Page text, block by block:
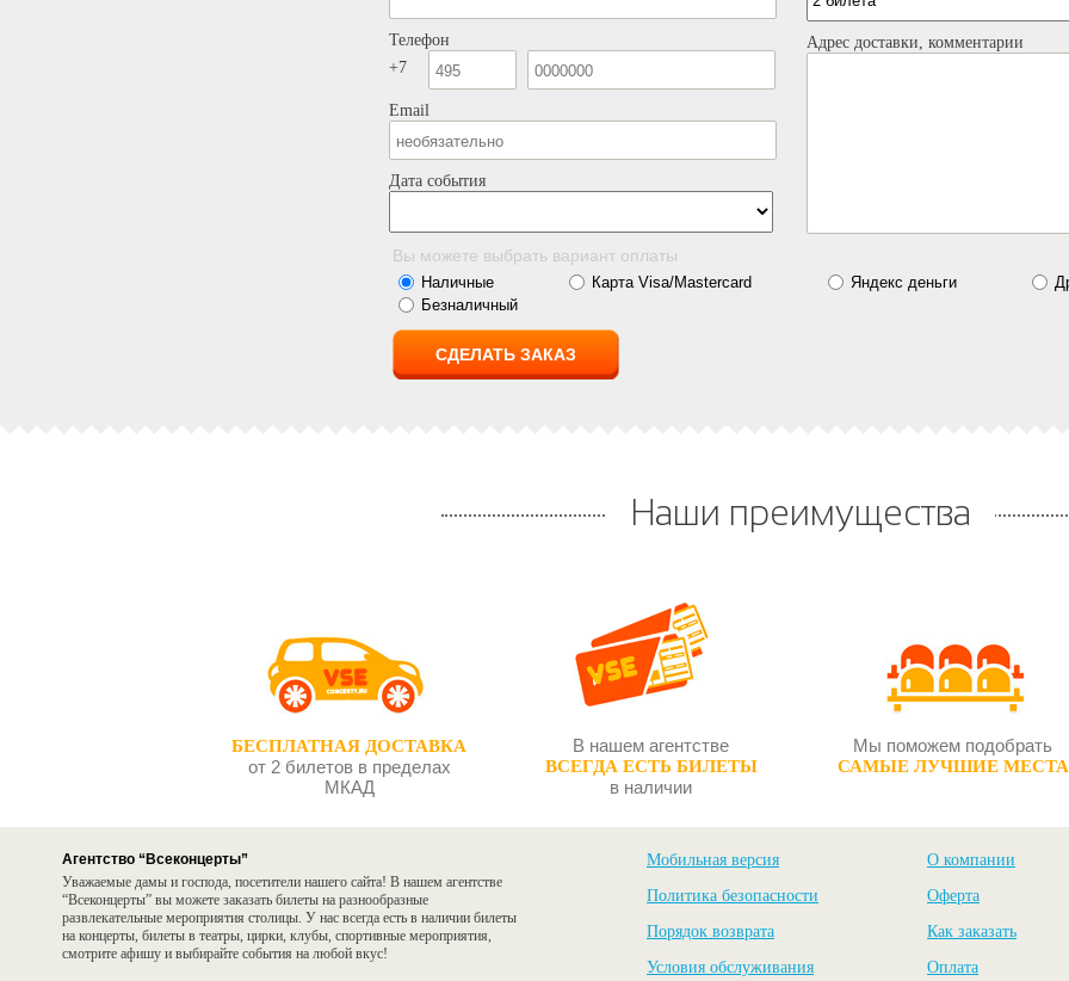
Телефон
+7
Email
Дата события
Адрес доставки, комментарии
Вы можете выбрать вариант оплаты
Наличные Карта Visa/Mastercard Яндекс деньги
Безналичный
Наши преимущества
БЕСПЛАТНАЯ ДОСТАВКА
от 2 билетов в пределах
МКАД
В нашем агентстве
ВСЕГДА ЕСТЬ БИЛЕТЫ
в наличии
Мы поможем подобрать
САМЫЕ ЛУЧШИЕ МЕСТА
Агентство “Всеконцерты”
Уважаемые дамы и господа, посетители нашего сайта! В нашем агентстве
“Всеконцерты” вы можете заказать билеты на разнообразные
развлекательные мероприятия столицы. У нас всегда есть в наличии билеты
на концерты, билеты в театры, цирки, клубы, спортивные мероприятия,
смотрите афишу и выбирайте события на любой вкус!
Мобильная версия
Политика безопасности
Порядок возврата
Условия обслуживания
О компании
Оферта
Как заказать
Оплата